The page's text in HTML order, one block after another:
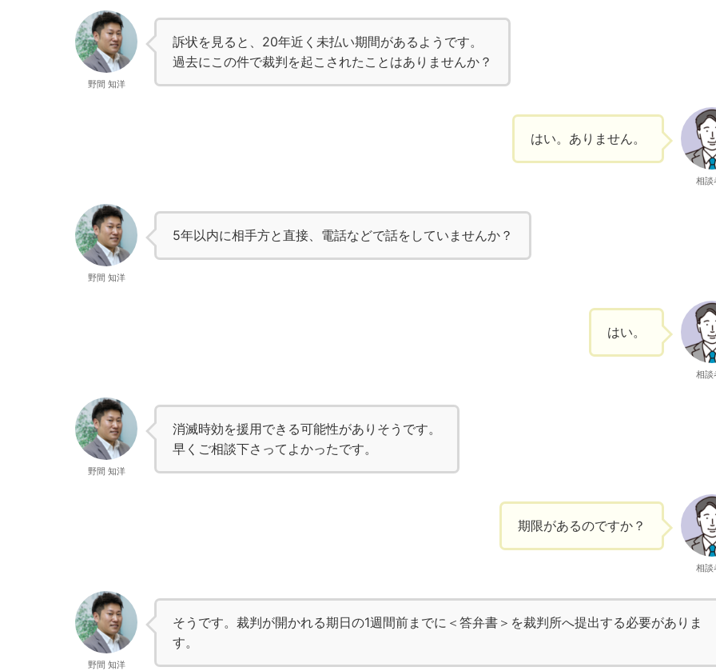
野間 知洋
訴状を見ると、20年近く未払い期間があるようです。
過去にこの件で裁判を起こされたことはありませんか？
はい。ありません。
相談
野間 知洋
5年以内に相手方と直接、電話などで話をしていませんか？
はい。
相談
野間 知洋
消滅時効を援用できる可能性がありそうです。
早くご相談下さってよかったです。
期限があるのですか？
相談
野間 知洋
そうです。裁判が開かれる期日の1週間前までに＜答弁書＞を裁判所へ提出する必要がありま
す。